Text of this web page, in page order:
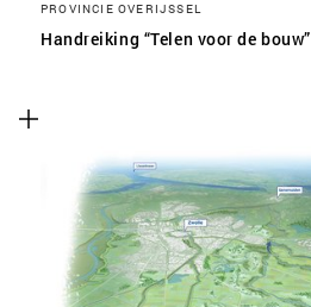
PROVINCIE OVERIJSSEL
Handreiking “Telen voor de bouw”